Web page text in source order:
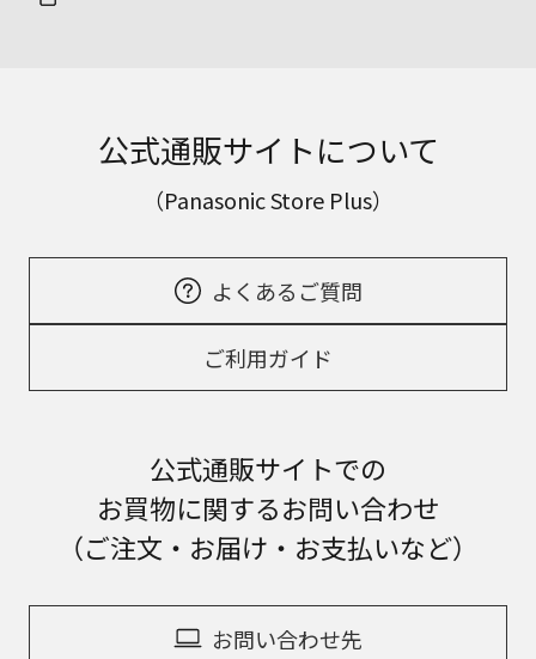
公式通販サイトについて
（Panasonic Store Plus）
よくあるご質問
ご利用ガイド
公式通販サイトでの
お買物に関するお問い合わせ
（ご注文・お届け・お支払いなど）
お問い合わせ先